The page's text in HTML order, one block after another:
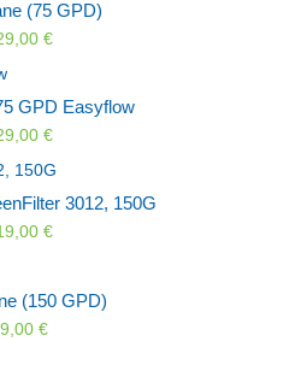
(75 GPD)
€
GPD Easyflow
€
3012, 150G
€
(150 GPD)
€